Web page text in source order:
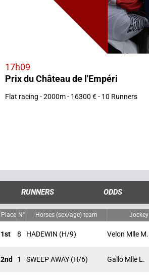
17h09
Prix du Château de l'Empéri
Flat racing - 2000m - 16300 € - 10 Runners
RUNNERS ODDS
Place N° Horses (sex/age) team Jockey
1st 8 HADEWIN (H/9) Velon Mlle M.
2nd 1 SWEEP AWAY (H/6) Gallo Mlle L.